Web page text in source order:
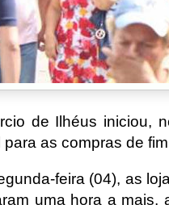
de Ilhéus iniciou,
para as compras de
feira (04), as
uma hora a mais,